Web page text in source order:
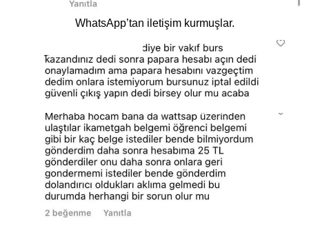
WhatsApp’tan iletişim kurmuşlar.